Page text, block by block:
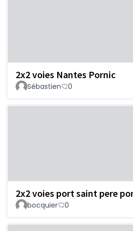
2x2 voies Nantes Pornic
Sébastien 0
2x2 voies port saint pere
bocquier 0